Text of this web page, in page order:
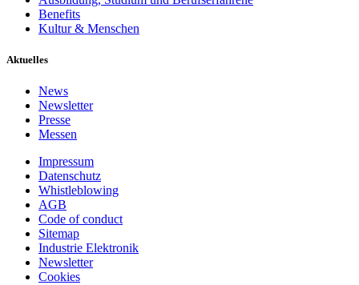
Benefits
Kultur & Menschen
Aktuelles
News
Newsletter
Presse
Messen
Impressum
Datenschutz
Whistleblowing
AGB
Code of conduct
Sitemap
Industrie Elektronik
Newsletter
Cookies